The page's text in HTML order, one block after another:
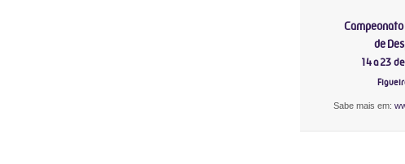
de
14 a 23
Sabe mais em: